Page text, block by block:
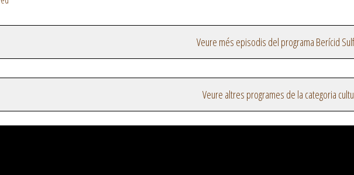
Veure més episodis del programa Berícid
Veure altres programes de la categoria